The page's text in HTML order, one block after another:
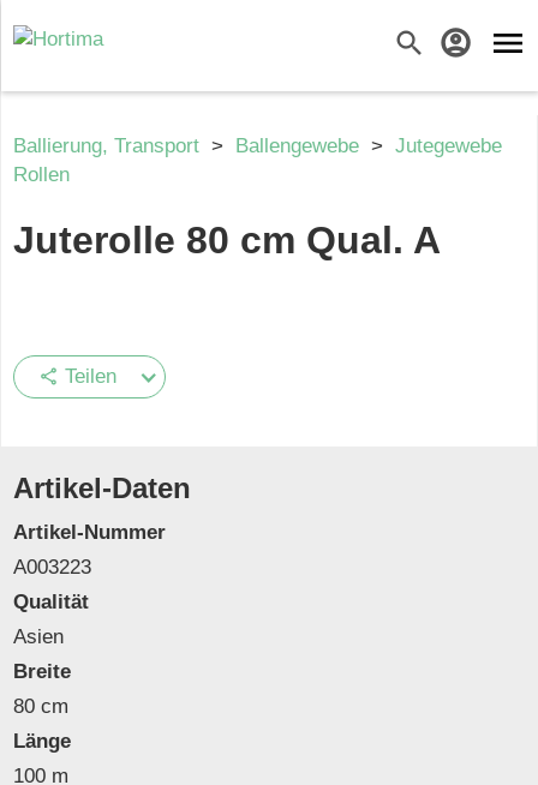
search account_circle menu
Ballierung, Transport > Ballengewebe > Jutegewebe
Rollen
Juterolle 80 cm Qual. A
share Teilen
Artikel-Daten
Artikel-Nummer
A003223
Qualität
Asien
Breite
80 cm
Länge
100 m